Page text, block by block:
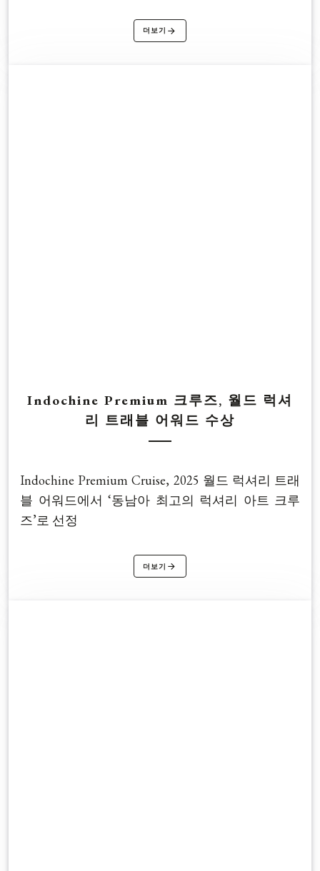
바라보며, 잔잔하게 흘러나오는 캐롤을 듣는 풍경
을 상상해보세요. 로맨틱하면서도 고급스러운 연
더보기
Indochine Premium 크루즈, 월드 럭셔
리 트래블 어워드 수상
Indochine Premium Cruise, 2025 월드 럭셔리 트래
블 어워드에서 ‘동남아 최고의 럭셔리 아트 크루
즈’로 선정
더보기